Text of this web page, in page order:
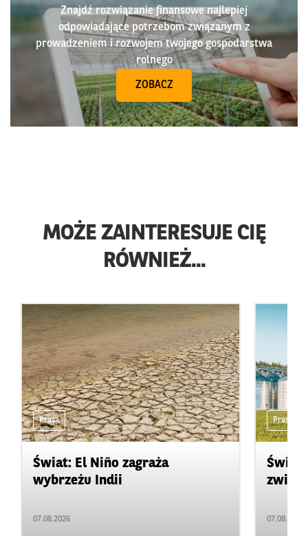
Znajdź rozwiązanie finansowe najlepiej
odpowiadające potrzebom związanym z
prowadzeniem i rozwojem twojego gospodarstwa
rolnego
ZOBACZ
MOŻE ZAINTERESUJE CIĘ
RÓWNIEŻ...
Prasa
Świat: El Niño zagraża
wybrzeżu Indii
07.08.2026
Prasa
07.08.2026